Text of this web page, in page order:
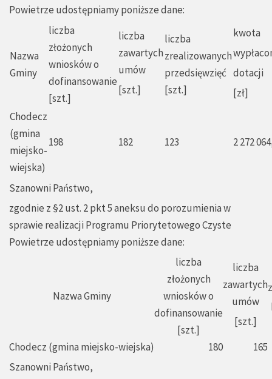
Powietrze udostępniamy poniższe dane:
Nazwa
Gminy
liczba
złożonych
wniosków o
dofinansowanie
[szt.]
liczba
zawartych
umów
[szt.]
liczba
zrealizowanych
przedsięwzięć
[szt.]
kwota
dotacji
[zł]
Chodecz
(gmina
miejsko-
wiejska)
198 182 123 2 272
Szanowni Państwo,
zgodnie z §2 ust. 2 pkt 5 aneksu do porozumienia w
sprawie realizacji Programu Priorytetowego Czyste
Powietrze udostępniamy poniższe dane:
Nazwa Gminy
liczba
złożonych
wniosków o
dofinansowanie
[szt.]
liczba
zawartych
umów
[szt.]
Chodecz (gmina miejsko-wiejska) 180
165
Szanowni Państwo,